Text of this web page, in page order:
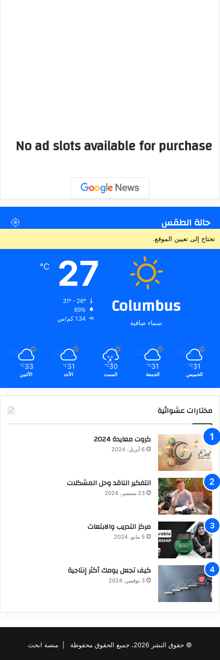
No ad slots available for purchase
حالة الطقس
تحتاج إلى تعيين الموقع.
Columbus
سماء صافية
27
℃
69%
1.34 كم/س
31
℃
الخميس
31
℃
الجمعة
30
℃
السبت
31
℃
الأحد
33
℃
الأثنين
مختارات عشوائية
كروت معايدة 2024
6 أبريل، 2024
التفكير الناقد وحل المشكلات
23 سبتمبر، 2024
مركز التدريب والابتعاث
5 مايو، 2024
كيف تجعل يومك أكثر إنتاجية
3 نوفمبر، 2024
© حقوق النشر 2026، جميع الحقوق محفوظة | منصة ابحث